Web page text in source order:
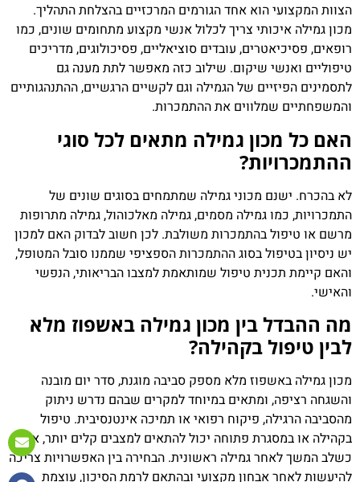
הצוות המקצועי הוא אחד הגורמים המרכזיים בהצלחת התהליך.
מכון גמילה איכותי צריך לכלול אנשי מקצוע מתחומים שונים, כמו
רופאים, פסיכיאטרים, עובדים סוציאליים, פסיכולוגים, מדריכים
טיפוליים ואנשי שיקום. שילוב כזה מאפשר לתת מענה גם
לתסמינים הפיזיים של הגמילה וגם לקשיים הרגשיים, ההתנהגותיים
והמשפחתיים שמלווים את ההתמכרות.
האם כל מכון גמילה מתאים לכל סוגי
ההתמכרויות?
לא בהכרח. ישנם מכוני גמילה שמתמחים בסוגים שונים של
התמכרויות, כמו גמילה מסמים, גמילה מאלכוהול, גמילה מתרופות
מרשם או טיפול בהתמכרות משולבת. לכן חשוב לבדוק האם למכון
יש ניסיון בטיפול בסוג ההתמכרות הספציפי שממנו סובל המטופל,
והאם קיימת תכנית טיפול שמותאמת למצבו הבריאותי, הנפשי
והאישי.
מה ההבדל בין מכון גמילה באשפוז מלא
לבין טיפול בקהילה?
מכון גמילה באשפוז מלא מספק סביבה מוגנת, סדר יום מובנה
והשגחה רציפה, ומתאים במיוחד למקרים שבהם נדרש ניתוק
מהסביבה הרגילה, פיקוח רפואי או תמיכה אינטנסיבית. טיפול
בקהילה או במסגרת פתוחה יכול להתאים למצבים קלים יותר, או
כשלב המשך לאחר גמילה ראשונית. הבחירה בין האפשרויות צריכה
להיעשות לאחר אבחון מקצועי ובהתאם לרמת הסיכון, עוצמת